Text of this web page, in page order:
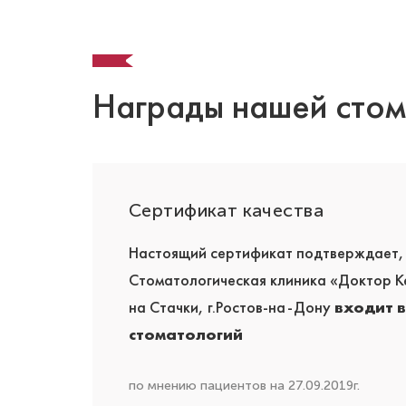
Награды нашей
Сертификат качества
Настоящий сертификат подтверждает,
Стоматологическая клиника «Доктор
на Стачки, г.Ростов-на-Дону входит
стоматологий
по мнению пациентов на 27.09.2019г.